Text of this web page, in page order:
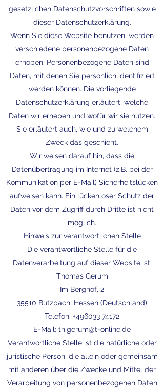
gesetzlichen Datenschutzvorschriften sowie
dieser Datenschutzerklärung.
Wenn Sie diese Website benutzen, werden
verschiedene personenbezogene Daten
erhoben. Personenbezogene Daten sind
Daten, mit denen Sie persönlich identifiziert
werden können. Die vorliegende
Datenschutzerklärung erläutert, welche
Daten wir erheben und wofür wir sie nutzen.
Sie erläutert auch, wie und zu welchem
Zweck das geschieht.
Wir weisen darauf hin, dass die
Datenübertragung im Internet (z.B. bei der
Kommunikation per E-Mail) Sicherheitslücken
aufweisen kann. Ein lückenloser Schutz der
Daten vor dem Zugriff durch Dritte ist nicht
möglich.
Hinweis zur verantwortlichen Stelle
Die verantwortliche Stelle für die
Datenverarbeitung auf dieser Website ist:
Thomas Gerum
Im Berghof, 2
35510 Butzbach, Hessen (Deutschland)
Telefon: +496033 74172
E-Mail: th.gerum@t-online.de
Verantwortliche Stelle ist die natürliche oder
juristische Person, die allein oder gemeinsam
mit anderen über die Zwecke und Mittel der
Verarbeitung von personenbezogenen Daten